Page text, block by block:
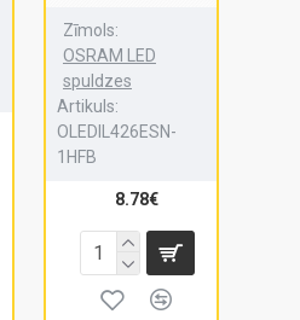
Zīmols:
OSRAM LED
spuldzes
Artikuls:
OLEDIL426ESN-
1HFB
8.78€